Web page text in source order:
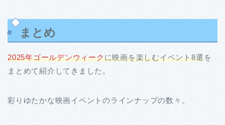
まとめ
2025年ゴールデンウィークに映画を楽しむイベント8選を
まとめて紹介してきました。
彩りゆたかな映画イベントのラインナップの数々。